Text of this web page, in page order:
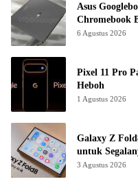
Asus
Chromebook
6 Agustus 2026
Pixel 11 Pro
Heboh
1 Agustus 2026
Galaxy Z
untuk
3 Agustus 2026